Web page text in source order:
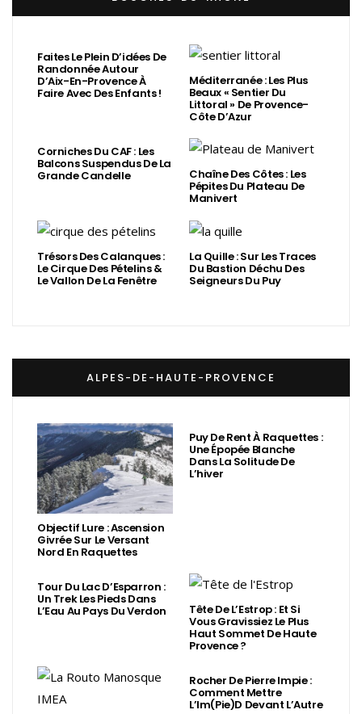
Faites Le Plein D’idées De
Randonnée Autour
D’Aix-En-Provence À
Faire Avec Des Enfants !
Méditerranée : Les Plus
Beaux « Sentier Du
Littoral » De Provence-
Côte D’Azur
Corniches Du CAF : Les
Balcons Suspendus De La
Grande Candelle Chaîne Des Côtes : Les
Pépites Du Plateau De
Manivert
Trésors Des Calanques :
Le Cirque Des Pételins &
Le Vallon De La Fenêtre
La Quille : Sur Les Traces
Du Bastion Déchu Des
Seigneurs Du Puy
ALPES-DE-HAUTE-PROVENCE
Objectif Lure : Ascension
Givrée Sur Le Versant
Nord En Raquettes
Puy De Rent À Raquettes :
Une Épopée Blanche
Dans La Solitude De
L’hiver
Tour Du Lac D’Esparron :
Un Trek Les Pieds Dans
L’Eau Au Pays Du Verdon Tête De L’Estrop : Et Si
Vous Gravissiez Le Plus
Haut Sommet De Haute
Provence ?
Rocher De Pierre Impie :
Comment Mettre
L’Im(Pie)d Devant L’Autre